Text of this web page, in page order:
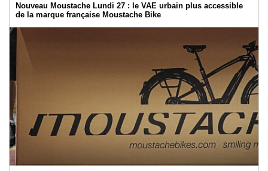
Nouveau Moustache Lundi 27 : le VAE urbain plus accessible
de la marque française Moustache Bike